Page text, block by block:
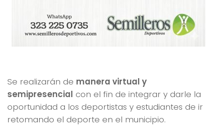
Se realizarán de manera virtual y
semipresencial con el fin de integrar y darle la
oportunidad a los deportistas y estudiantes de ir
retomando el deporte en el municipio.